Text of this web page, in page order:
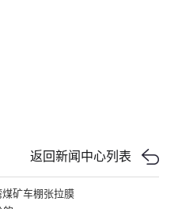
返回新闻中心列表
煤矿车棚张拉膜